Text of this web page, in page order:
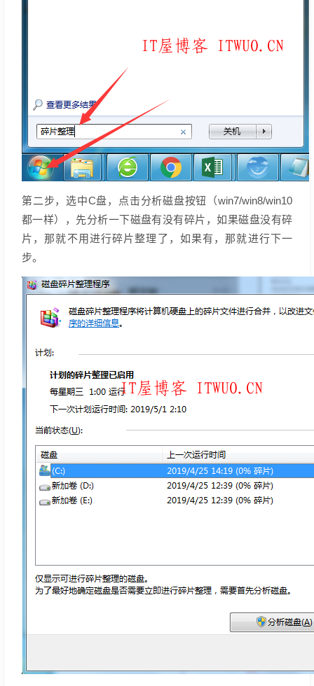
第二步，选中C盘，点击分析磁盘按钮（win7/win8/win10
都一样），先分析一下磁盘有没有碎片，如果磁盘没有碎
片，那就不用进行碎片整理了，如果有，那就进行下一
步。